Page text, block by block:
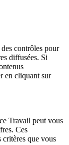
contrôles pour
diffusées. Si
en cliquant sur
Travail peut vous
Ces
critères que vous